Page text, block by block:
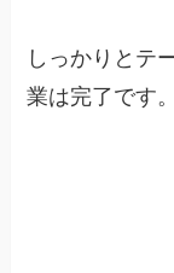
しっかりとテ
業は完了です。